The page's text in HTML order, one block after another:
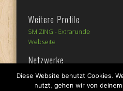
Weitere Profile
SMIZING - Extrarunde
Webseite
Netzwerke
Diese Website benutzt Cookies.
nutzt, gehen wir von